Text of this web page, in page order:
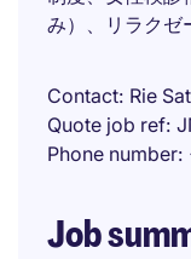
み）、リラクゼ
Contact Rie
Quote job ref
Phone number
Job